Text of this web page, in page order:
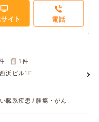
イト 電話
1 件
浜ビル1F
臓系疾患 / 腫瘍・がん